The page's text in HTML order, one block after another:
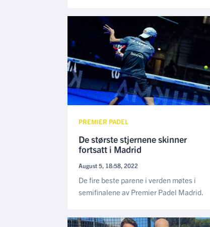
PREMIER PADEL
De største stjernene skinner
fortsatt i Madrid
August 5, 18:58, 2022
De fire beste parene i verden møtes i
semifinalene av Premier Padel Madrid.